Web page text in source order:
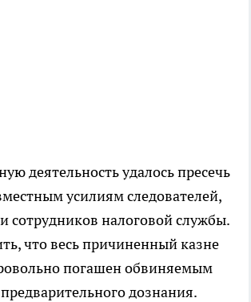
деятельность удалось пресечь
усилиям следователей,
сотрудников налоговой службы.
что весь причиненный казне
погашен обвиняемым
дознания.